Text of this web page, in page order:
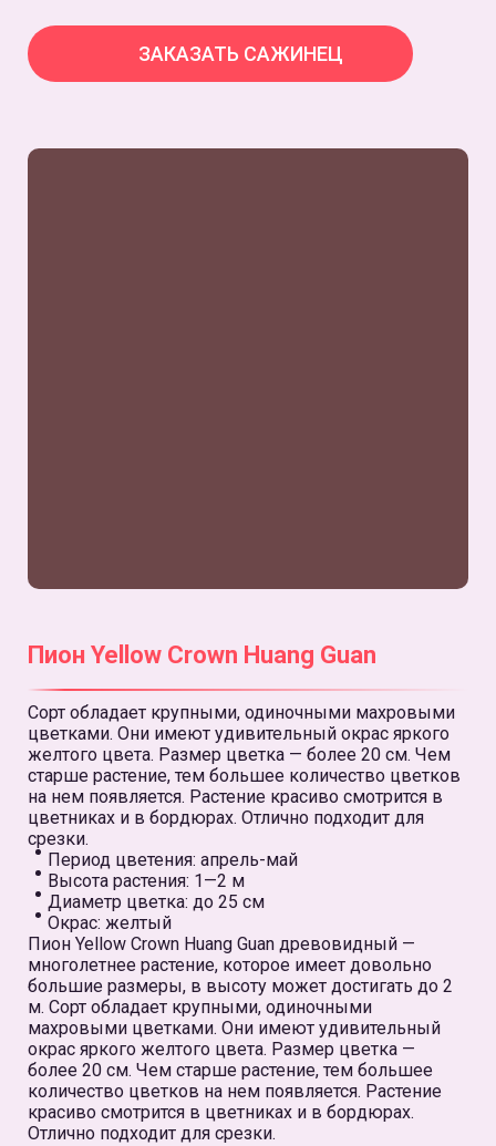
ЗАКАЗАТЬ САЖИНЕЦ
Пион Yellow Crown Huang Guan
Сорт обладает крупными, одиночными махровыми
цветками. Они имеют удивительный окрас яркого
желтого цвета. Размер цветка — более 20 см. Чем
старше растение, тем большее количество цветков
на нем появляется. Растение красиво смотрится в
цветниках и в бордюрах. Отлично подходит для
срезки.
Период цветения: апрель-май
Высота растения: 1—2 м
Диаметр цветка: до 25 см
Окрас: желтый
Пион Yellow Crown Huang Guan древовидный —
многолетнее растение, которое имеет довольно
большие размеры, в высоту может достигать до 2
м. Сорт обладает крупными, одиночными
махровыми цветками. Они имеют удивительный
окрас яркого желтого цвета. Размер цветка —
более 20 см. Чем старше растение, тем большее
количество цветков на нем появляется. Растение
красиво смотрится в цветниках и в бордюрах.
Отлично подходит для срезки.